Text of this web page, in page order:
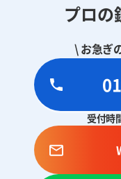
プロの
\ お急ぎ
受付時